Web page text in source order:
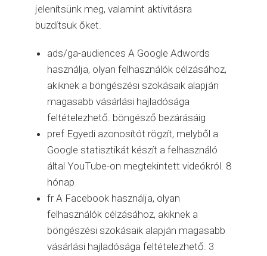
jelenítsünk meg, valamint aktivitásra
buzdítsuk őket.
ads/ga-audiences A Google Adwords
használja, olyan felhasználók célzásához,
akiknek a böngészési szokásaik alapján
magasabb vásárlási hajladósága
feltételezhető. böngésző bezárásáig
pref Egyedi azonosítót rögzít, melyből a
Google statisztikát készít a felhasználó
által YouTube-on megtekintett videókról. 8
hónap
fr A Facebook használja, olyan
felhasználók célzásához, akiknek a
böngészési szokásaik alapján magasabb
vásárlási hajladósága feltételezhető. 3